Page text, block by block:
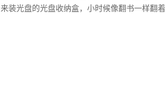
来装光盘的光盘收纳盒，小时候像翻书一样翻